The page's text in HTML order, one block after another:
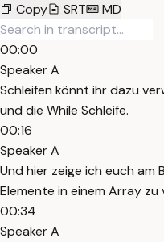
Copy
SRT MD
00:00
Speaker A
Schleifen könnt ihr dazu
und die While Schleife.
00:16
Speaker A
Und hier zeige ich euch am
Elemente in einem Array zu
00:34
Speaker A